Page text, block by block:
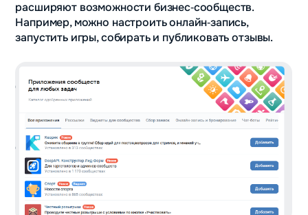
расширяют возможности бизнес‑сообществ.
Например, можно настроить онлайн‑запись,
запустить игры, собирать и публиковать отзывы.